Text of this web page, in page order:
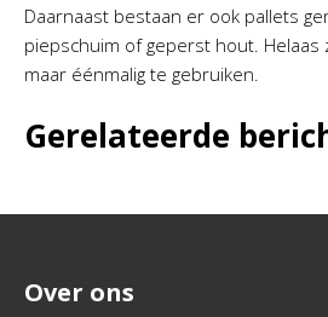
Daarnaast bestaan er ook pallets
piepschuim of geperst hout. Helaas
maar éénmalig te gebruiken.
Gerelateerde
Over ons